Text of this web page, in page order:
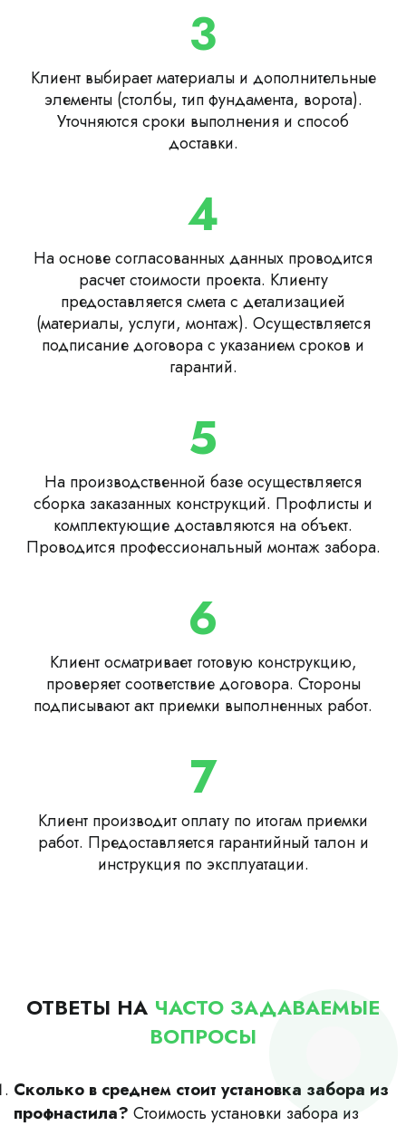
3
Клиент выбирает материалы и дополнительные
элементы (столбы, тип фундамента, ворота).
Уточняются сроки выполнения и способ
доставки.
4
На основе согласованных данных проводится
расчет стоимости проекта. Клиенту
предоставляется смета с детализацией
(материалы, услуги, монтаж). Осуществляется
подписание договора с указанием сроков и
гарантий.
5
На производственной базе осуществляется
сборка заказанных конструкций. Профлисты и
комплектующие доставляются на объект.
Проводится профессиональный монтаж забора.
6
Клиент осматривает готовую конструкцию,
проверяет соответствие договора. Стороны
подписывают акт приемки выполненных работ.
7
Клиент производит оплату по итогам приемки
работ. Предоставляется гарантийный талон и
инструкция по эксплуатации.
ОТВЕТЫ НА ЧАСТО ЗАДАВАЕМЫЕ
ВОПРОСЫ
Сколько в среднем стоит установка забора из
профнастила? Стоимость установки забора из